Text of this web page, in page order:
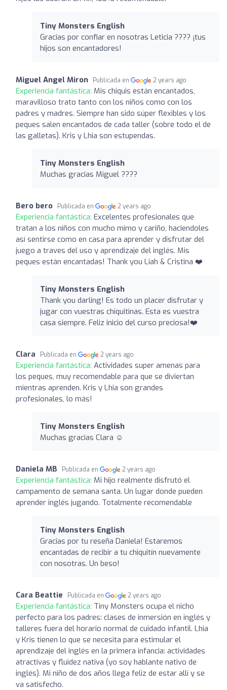
Tiny Monsters English
Gracias por confiar en nosotras Leticia ???? ¡tus
hijos son encantadores!
Miguel Angel Miron Publicada en 2 years ago
Experiencia fantástica: Mis chiquis están encantados,
maravilloso trato tanto con los niños como con los
padres y madres. Siempre han sido súper flexibles y los
peques salen encantados de cada taller (sobre todo el de
las galletas). Kris y Lhia son estupendas.
Tiny Monsters English
Muchas gracias Miguel ????
Bero bero Publicada en 2 years ago
Experiencia fantástica: Excelentes profesionales que
tratan a los niños con mucho mimo y cariño, haciendoles
así sentirse como en casa para aprender y disfrutar del
juego a traves del uso y aprendizaje del inglés. Mis
peques están encantadas! Thank you Liah & Cristina ❤️
Tiny Monsters English
Thank you darling! Es todo un placer disfrutar y
jugar con vuestras chiquitinas. Esta es vuestra
casa siempre. Feliz inicio del curso preciosa!❤️
Clara Publicada en 2 years ago
Experiencia fantástica: Actividades super amenas para
los peques, muy recomendable para que se diviertan
mientras aprenden. Kris y Lhia son grandes
profesionales, lo más!
Tiny Monsters English
Muchas gracias Clara ☺️
Daniela MB Publicada en 2 years ago
Experiencia fantástica: Mi hijo realmente disfrutó el
campamento de semana santa. Un lugar donde pueden
aprender inglés jugando. Totalmente recomendable
Tiny Monsters English
Gracias por tu reseña Daniela! Estaremos
encantadas de recibir a tu chiquitín nuevamente
con nosotras. Un beso!
Cara Beattie Publicada en 2 years ago
Experiencia fantástica: Tiny Monsters ocupa el nicho
perfecto para los padres: clases de inmersión en inglés y
talleres fuera del horario normal de cuidado infantil. Lhia
y Kris tienen lo que se necesita para estimular el
aprendizaje del inglés en la primera infancia: actividades
atractivas y fluidez nativa (yo soy hablante nativo de
inglés). Mi niño de dos años llega feliz de estar allí y se
va satisfecho.